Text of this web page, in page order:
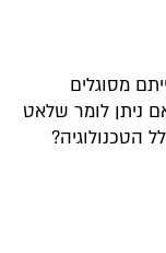
מסוגלים
ניתן לומר שלאט
הטכנולוגיה?